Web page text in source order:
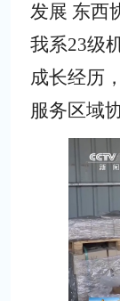
发展 东西
我系23级
成长经历
服务区域